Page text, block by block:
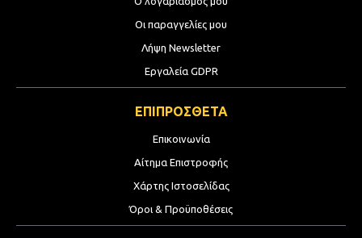
Οι παραγγελίες μου
Λήψη Newsletter
Εργαλεία GDPR
ΕΠΙΠΡΟΣΘΕΤΑ
Επικοινωνία
Αίτημα Επιστροφής
Χάρτης Ιστοσελίδας
Όροι & Προϋποθέσεις